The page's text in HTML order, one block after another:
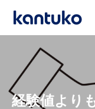
経験値より